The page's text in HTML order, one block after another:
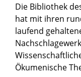
Die Bibliothek
hat mit ihren
laufend
Ökumenische